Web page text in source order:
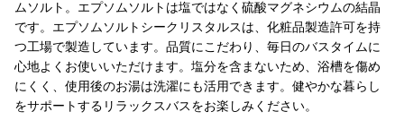
ムソルト。エプソムソルトは塩ではなく硫酸マグネシウムの結晶
です。エプソムソルトシークリスタルスは、化粧品製造許可を持
つ工場で製造しています。品質にこだわり、毎日のバスタイムに
心地よくお使いいただけます。塩分を含まないため、浴槽を傷め
にくく、使用後のお湯は洗濯にも活用できます。健やかな暮らし
をサポートするリラックスバスをお楽しみください。